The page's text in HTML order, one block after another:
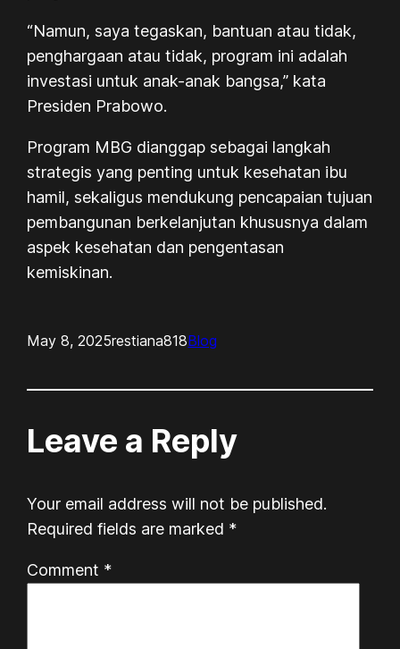
“Namun, saya tegaskan, bantuan atau tidak,
penghargaan atau tidak, program ini adalah
investasi untuk anak-anak bangsa,” kata
Presiden Prabowo.
Program MBG dianggap sebagai langkah
strategis yang penting untuk kesehatan ibu
hamil, sekaligus mendukung pencapaian tujuan
pembangunan berkelanjutan khususnya dalam
aspek kesehatan dan pengentasan
kemiskinan.
May 8, 2025restiana818Blog
Leave a Reply
Your email address will not be published.
Required fields are marked *
Comment *